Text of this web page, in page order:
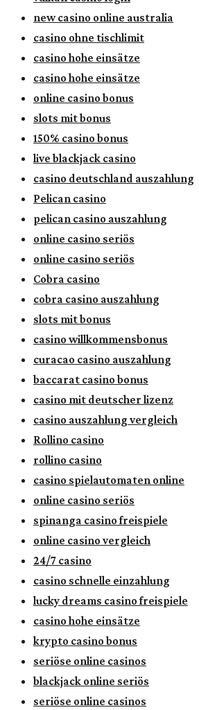
new casino online australia
casino ohne tischlimit
casino hohe einsätze
casino hohe einsätze
online casino bonus
slots mit bonus
150% casino bonus
live blackjack casino
casino deutschland auszahlung
Pelican casino
pelican casino auszahlung
online casino seriös
online casino seriös
Cobra casino
cobra casino auszahlung
slots mit bonus
casino willkommensbonus
curacao casino auszahlung
baccarat casino bonus
casino mit deutscher lizenz
casino auszahlung vergleich
Rollino casino
rollino casino
casino spielautomaten online
online casino seriös
spinanga casino freispiele
online casino vergleich
24/7 casino
casino schnelle einzahlung
lucky dreams casino freispiele
casino hohe einsätze
krypto casino bonus
seriöse online casinos
blackjack online seriös
seriöse online casinos